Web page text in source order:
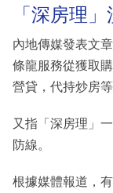
「深房理
內地傳媒發表文
條龍服務從獲取
營貸，代持炒房等
又指「深房理」
防線。
根據媒體報道，